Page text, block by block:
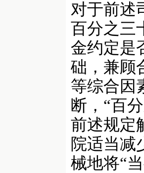
对于前述
百分之三
金约定是
础，兼顾
等综合因
断，“百
前述规定
院适当减
械地将“